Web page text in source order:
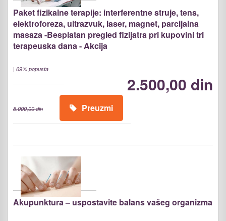
Paket fizikalne terapije: interferentne struje, tens,
elektroforeza, ultrazvuk, laser, magnet, parcijalna
masaza -Besplatan pregled fizijatra pri kupovini tri
terapeuska dana - Akcija
| 69% popusta
2.500,00 din
8.000,00 din Preuzmi
Akupunktura – uspostavite balans vašeg organizma